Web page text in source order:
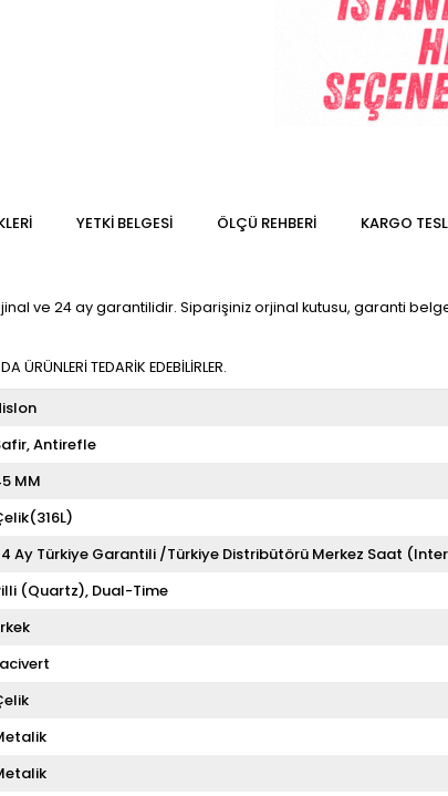
YETKİ BELGESİ ÖLÇÜ REHBERI KARGO
ve 24 ay garantilidir. Siparişiniz orjinal kutusu, garanti
ÜRÜNLERİ TEDARİK EDEBİLİRLER.
Antirefle
MM
Ay Türkiye Garantili /Türkiye Distribütörü Merkez Saat
(Quartz) Dual-Time